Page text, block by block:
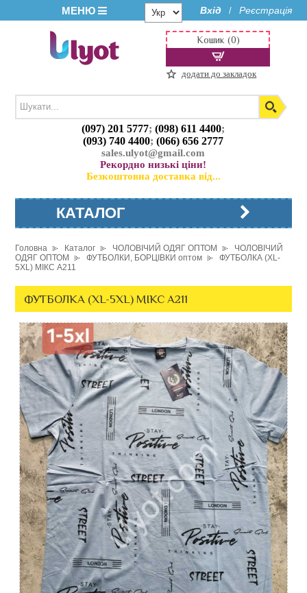
МЕНЮ Вхід / Реєстрація
(097) 201 5777;(098) 611 4400;
(093) 740 4400;(066) 656 2777
sales.ulyot@gmail.com
Рекордно низькі ціни!
Безкоштовна доставка від...
Кошик (0)
додати до закладок
КАТАЛОГ
Головна Каталог ЧОЛОВІЧИЙ ОДЯГ ОПТОМ
ЧОЛОВІЧИЙ
ОДЯГ ОПТОМ
ФУТБОЛКИ, БОРЦІВКИ оптом
ФУТБОЛКА (XL-
5XL) МІКС A211
ФУТБОЛКА (XL-5XL) МІКС A211